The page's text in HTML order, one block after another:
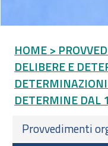
HOME >
DELIBERE E
DETERMINE
Provvedimenti